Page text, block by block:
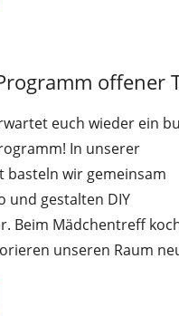
offener
euch wieder ein
In unserer
basteln wir gemeinsam
und gestalten DIY
Beim Mädchentreff
unseren Raum